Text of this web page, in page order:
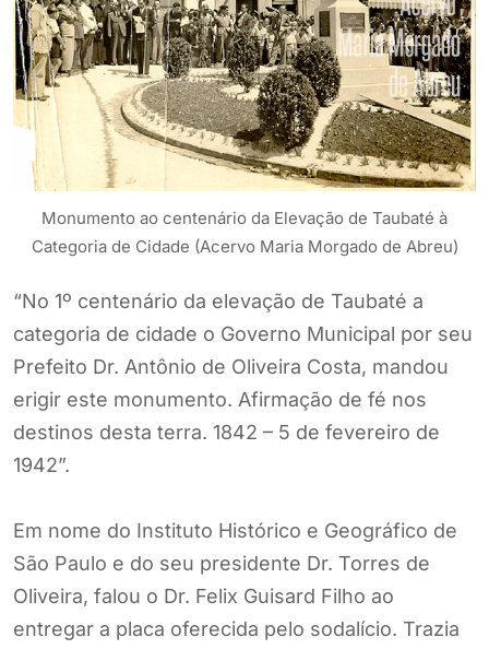
Monumento ao centenário da Elevação de Taubaté à
Categoria de Cidade (Acervo Maria Morgado de Abreu)
“No 1º centenário da elevação de Taubaté a
categoria de cidade o Governo Municipal por seu
Prefeito Dr. Antônio de Oliveira Costa, mandou
erigir este monumento. Afirmação de fé nos
destinos desta terra. 1842 – 5 de fevereiro de
1942”.
Em nome do Instituto Histórico e Geográfico de
São Paulo e do seu presidente Dr. Torres de
Oliveira, falou o Dr. Felix Guisard Filho ao
entregar a placa oferecida pelo sodalício. Trazia